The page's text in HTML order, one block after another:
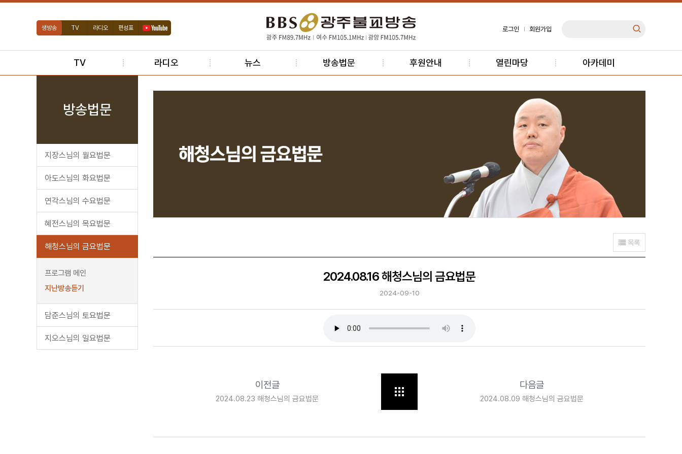
생방송 TV 라디오 편성표 로그인 회원가입
TV 라디오 뉴스 방송법문 후원안내 열린마당 아카데미
방송법문
지장스님의 월요법문
아도스님의 화요법문
연각스님의 수요법문
혜전스님의 목요법문
해청스님의 금요법문
프로그램 메인
지난방송듣기
담준스님의 토요법문
지오스님의 일요법문
목록
2024.08.16 해청스님의 금요법문
2024-09-10
이전글
2024.08.23 해청스님의 금요법문
다음글
2024.08.09 해청스님의 금요법문